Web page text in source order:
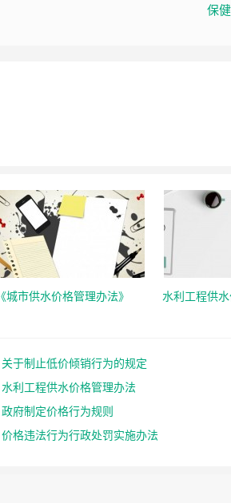
保
《城市供水价格管理办法》 水利工程供
关于制止低价倾销行为的规定
水利工程供水价格管理办法
政府制定价格行为规则
价格违法行为行政处罚实施办法